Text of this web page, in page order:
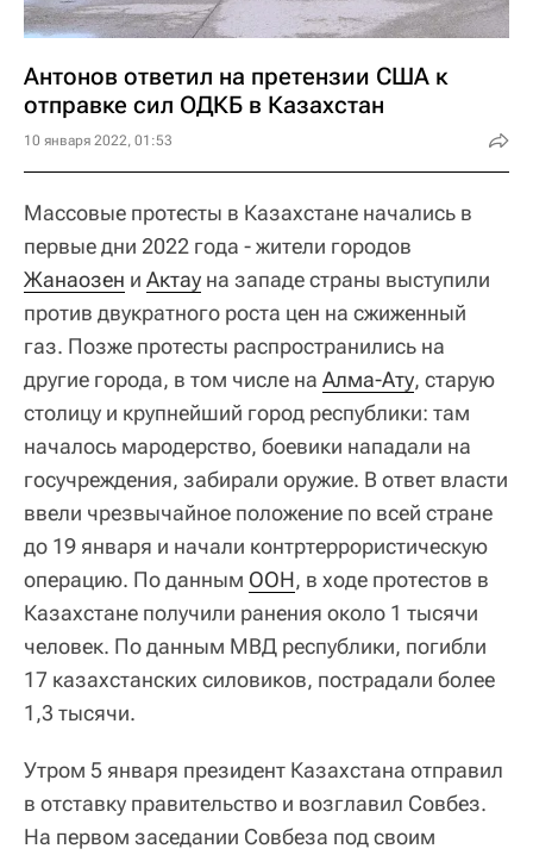
Антонов ответил на претензии США к
отправке сил ОДКБ в Казахстан
10 января 2022, 01:53
Массовые протесты в Казахстане начались в
первые дни 2022 года - жители городов
Жанаозен и Актау на западе страны выступили
против двукратного роста цен на сжиженный
газ. Позже протесты распространились на
другие города, в том числе на Алма-Ату, старую
столицу и крупнейший город республики: там
началось мародерство, боевики нападали на
госучреждения, забирали оружие. В ответ власти
ввели чрезвычайное положение по всей стране
до 19 января и начали контртеррористическую
операцию. По данным ООН, в ходе протестов в
Казахстане получили ранения около 1 тысячи
человек. По данным МВД республики, погибли
17 казахстанских силовиков, пострадали более
1,3 тысячи.
Утром 5 января президент Казахстана отправил
в отставку правительство и возглавил Совбез.
На первом заседании Совбеза под своим